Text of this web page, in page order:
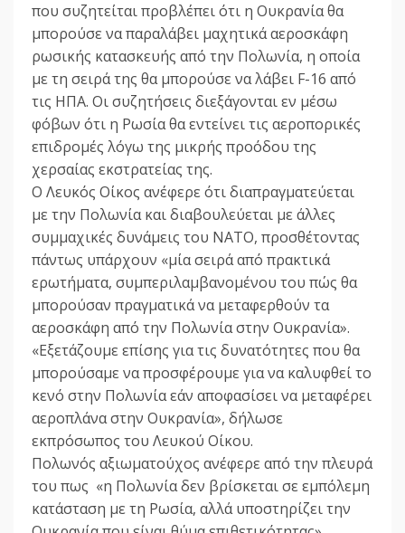
που συζητείται προβλέπει ότι η Ουκρανία θα
μπορούσε να παραλάβει μαχητικά αεροσκάφη
ρωσικής κατασκευής από την Πολωνία, η οποία
με τη σειρά της θα μπορούσε να λάβει F-16 από
τις ΗΠΑ. Οι συζητήσεις διεξάγονται εν μέσω
φόβων ότι η Ρωσία θα εντείνει τις αεροπορικές
επιδρομές λόγω της μικρής προόδου της
χερσαίας εκστρατείας της.
Ο Λευκός Οίκος ανέφερε ότι διαπραγματεύεται
με την Πολωνία και διαβουλεύεται με άλλες
συμμαχικές δυνάμεις του ΝΑΤΟ, προσθέτοντας
πάντως υπάρχουν «μία σειρά από πρακτικά
ερωτήματα, συμπεριλαμβανομένου του πώς θα
μπορούσαν πραγματικά να μεταφερθούν τα
αεροσκάφη από την Πολωνία στην Ουκρανία».
«Εξετάζουμε επίσης για τις δυνατότητες που θα
μπορούσαμε να προσφέρουμε για να καλυφθεί το
κενό στην Πολωνία εάν αποφασίσει να μεταφέρει
αεροπλάνα στην Ουκρανία», δήλωσε
εκπρόσωπος του Λευκού Οίκου.
Πολωνός αξιωματούχος ανέφερε από την πλευρά
του πως «η Πολωνία δεν βρίσκεται σε εμπόλεμη
κατάσταση με τη Ρωσία, αλλά υποστηρίζει την